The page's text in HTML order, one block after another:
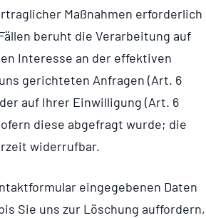
Maßnahmen erforderlich
beruht die Verarbeitung auf
Interesse an der effektiven
gerichteten Anfragen (Art. 6
auf Ihrer Einwilligung (Art. 6
diese abgefragt wurde; die
widerrufbar.
eingegebenen Daten
Sie uns zur Löschung auffordern,